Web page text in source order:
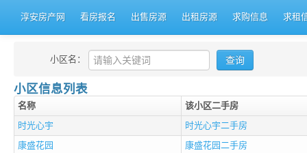
淳安房产网 看房报名 出售房源 出租房源 求购信息 求租
小区名：
小区信息列表
名称
该小区二手房
时光心宇
时光心宇二手房
康盛花园
康盛花园二手房